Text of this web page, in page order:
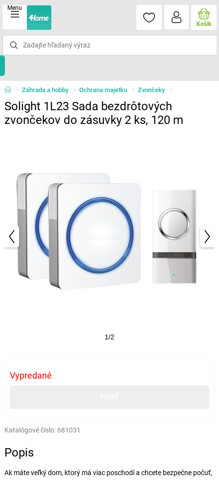
Menu
Košík
Záhrada a hobby Ochrana majetku Zvončeky
Solight 1L23 Sada bezdrôtových
zvončekov do zásuvky 2 ks, 120 m
1/2
Vypredané
Katalógové číslo: 681031
Popis
Ak máte veľký dom, ktorý má viac poschodí a chcete bezpečne počuť,